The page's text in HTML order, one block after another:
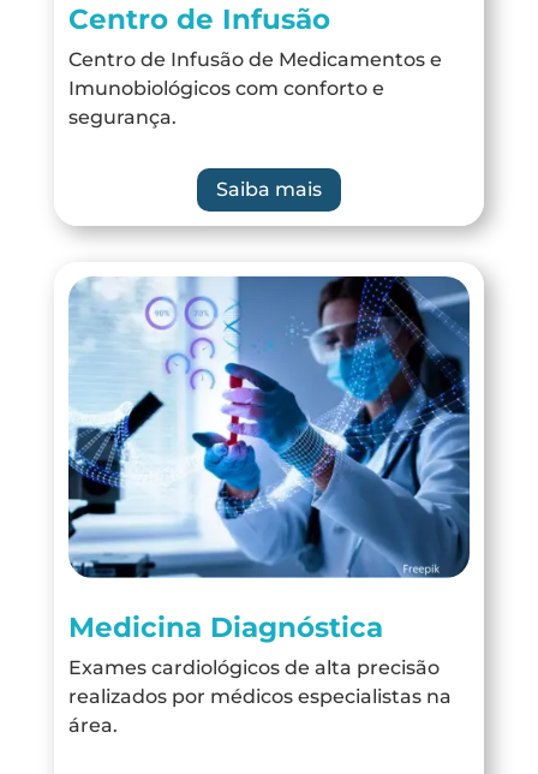
Centro de Infusão
Centro de Infusão de Medicamentos e
Imunobiológicos com conforto e
segurança.
Saiba mais
Medicina Diagnóstica
Exames cardiológicos de alta precisão
realizados por médicos especialistas na
área.